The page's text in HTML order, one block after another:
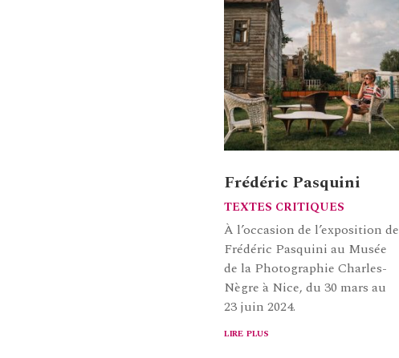
Frédéric Pasquini
TEXTES CRITIQUES
À l’occasion de l’exposition de
Frédéric Pasquini au Musée
de la Photographie Charles-
Nègre à Nice, du 30 mars au
23 juin 2024.
lire plus